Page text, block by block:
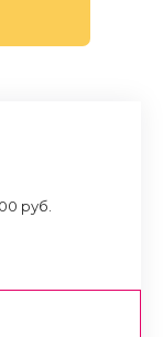
руб.